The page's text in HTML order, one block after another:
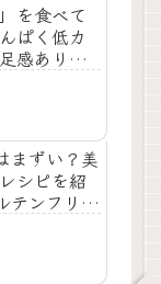
を食べて
ぱく低カ
感あり！
まずい？美
シピを紹
テンフリー